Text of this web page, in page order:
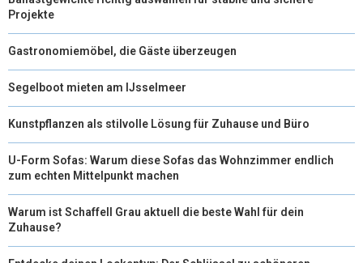
Projekte
Gastronomiemöbel, die Gäste überzeugen
Segelboot mieten am IJsselmeer
Kunstpflanzen als stilvolle Lösung für Zuhause und Büro
U-Form Sofas: Warum diese Sofas das Wohnzimmer endlich
zum echten Mittelpunkt machen
Warum ist Schaffell Grau aktuell die beste Wahl für dein
Zuhause?